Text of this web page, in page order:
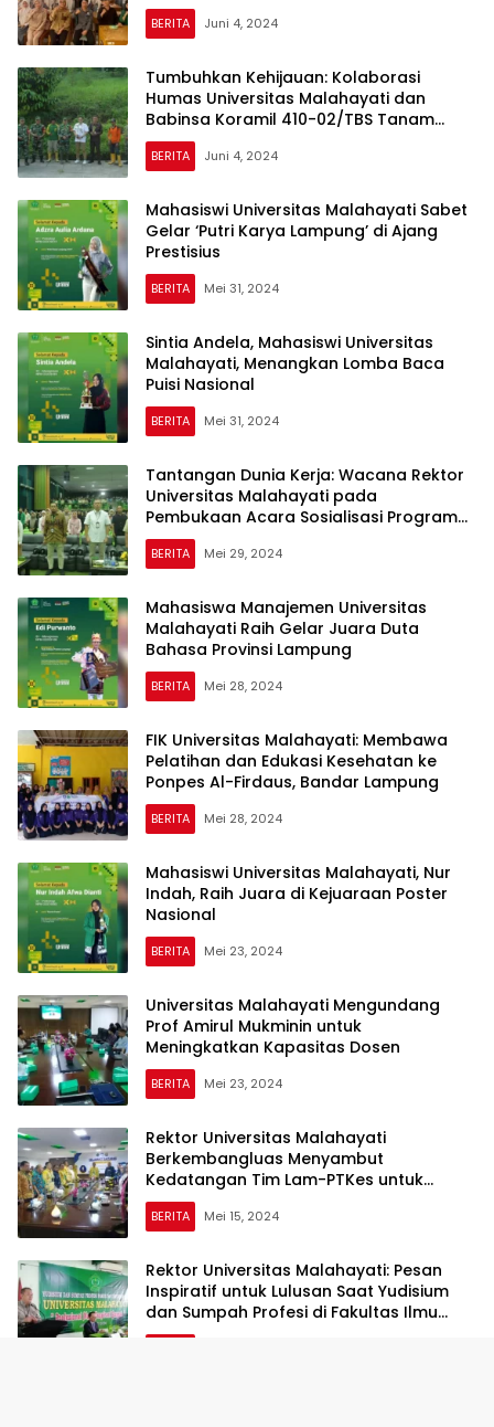
BERITA Juni 4, 2024
Tumbuhkan Kehijauan: Kolaborasi
Humas Universitas Malahayati dan
Babinsa Koramil 410-02/TBS Tanam
Pohon di Kampus
BERITA Juni 4, 2024
Mahasiswi Universitas Malahayati Sabet
Gelar ‘Putri Karya Lampung’ di Ajang
Prestisius
BERITA Mei 31, 2024
Sintia Andela, Mahasiswi Universitas
Malahayati, Menangkan Lomba Baca
Puisi Nasional
BERITA Mei 31, 2024
Tantangan Dunia Kerja: Wacana Rektor
Universitas Malahayati pada
Pembukaan Acara Sosialisasi Program
Kampus Mengajar
BERITA Mei 29, 2024
Mahasiswa Manajemen Universitas
Malahayati Raih Gelar Juara Duta
Bahasa Provinsi Lampung
BERITA Mei 28, 2024
FIK Universitas Malahayati: Membawa
Pelatihan dan Edukasi Kesehatan ke
Ponpes Al-Firdaus, Bandar Lampung
BERITA Mei 28, 2024
Mahasiswi Universitas Malahayati, Nur
Indah, Raih Juara di Kejuaraan Poster
Nasional
BERITA Mei 23, 2024
Universitas Malahayati Mengundang
Prof Amirul Mukminin untuk
Meningkatkan Kapasitas Dosen
BERITA Mei 23, 2024
Rektor Universitas Malahayati
Berkembangluas Menyambut
Kedatangan Tim Lam-PTKes untuk
Asesmen Prodi Farmasi
BERITA Mei 15, 2024
Rektor Universitas Malahayati: Pesan
Inspiratif untuk Lulusan Saat Yudisium
dan Sumpah Profesi di Fakultas Ilmu
Kesehatan